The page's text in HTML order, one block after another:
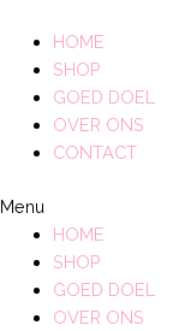
inhoud
HOME
SHOP
GOED DOEL
OVER ONS
CONTACT
Menu
HOME
SHOP
GOED DOEL
OVER ONS